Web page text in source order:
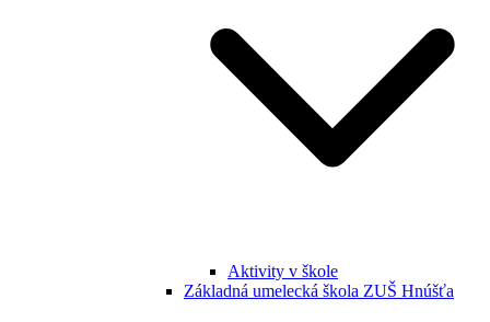
Aktivity v škole
Základná umelecká škola ZUŠ Hnúšťa